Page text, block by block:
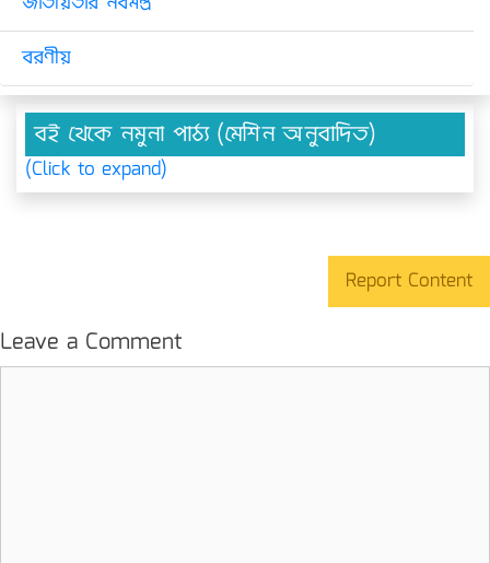
বরণীয়
বই থেকে নমুনা পাঠ্য (মেশিন অনুবাদিত)
(Click to expand)
Report Content
Leave a Comment